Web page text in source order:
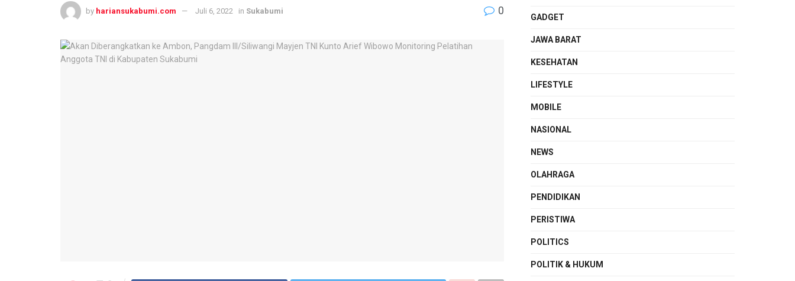
by hariansukabumi.com Juli 6, 2022 in Sukabumi 0
GADGET
JAWA BARAT
KESEHATAN
LIFESTYLE
MOBILE
NASIONAL
NEWS
OLAHRAGA
PENDIDIKAN
PERISTIWA
POLITICS
POLITIK & HUKUM